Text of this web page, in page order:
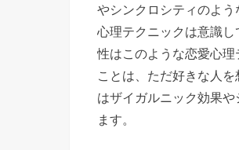
› 恋愛心
理テクニ
ック②
タッチン
やシンクロシティのよ
心理テクニックは意識
性はこのような恋愛心
ことは、ただ好きな人
はザイガルニック効果
ます。